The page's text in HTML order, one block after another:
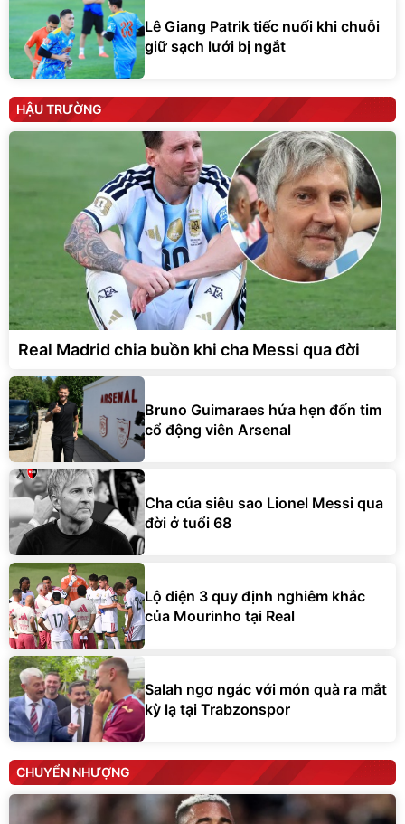
Lê Giang Patrik tiếc nuối khi chuỗi
giữ sạch lưới bị ngắt
HẬU TRƯỜNG
Real Madrid chia buồn khi cha Messi qua đời
Bruno Guimaraes hứa hẹn đốn tim
cổ động viên Arsenal
Cha của siêu sao Lionel Messi qua
đời ở tuổi 68
Lộ diện 3 quy định nghiêm khắc
của Mourinho tại Real
Salah ngơ ngác với món quà ra mắt
kỳ lạ tại Trabzonspor
CHUYỂN NHƯỢNG